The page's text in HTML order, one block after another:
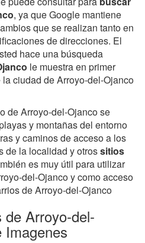
, ya que Google mantiene
que se realizan tanto en
de direcciones. El
hace una búsqueda
le muestra en primer
ciudad de Arroyo-del-Ojanco
de Arroyo-del-Ojanco se
y montañas del entorno
y caminos de acceso a los
de la localidad y otrossitios
es muy útil para utilizar
del-Ojanco y como acceso
de Arroyo-del-Ojanco
Arroyo-del-
Imagenes